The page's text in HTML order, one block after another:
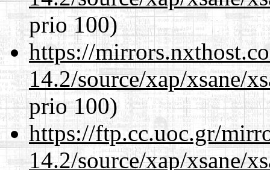
prio 100)
https://
14.2/source/xap/xsane/
prio 100)
https://ftp.cc.uoc.gr/
14.2/source/xap/xsane/